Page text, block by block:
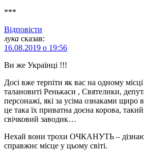
***
Відповіcти
лука сказав:
16.08.2019 о 19:56
Ви же Українці !!!
Досі вже терпіти як вас на одному місці
талановиті Ренькаси , Святелики,
персонажі, які за усіма ознаками
це така їх приватна доєна корова,
свічковий заводик…
Нехай вони трохи ОЧКАНУТЬ –
справжнє місце у цьому світі.